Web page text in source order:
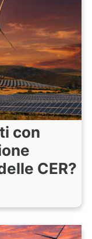
con
CER?